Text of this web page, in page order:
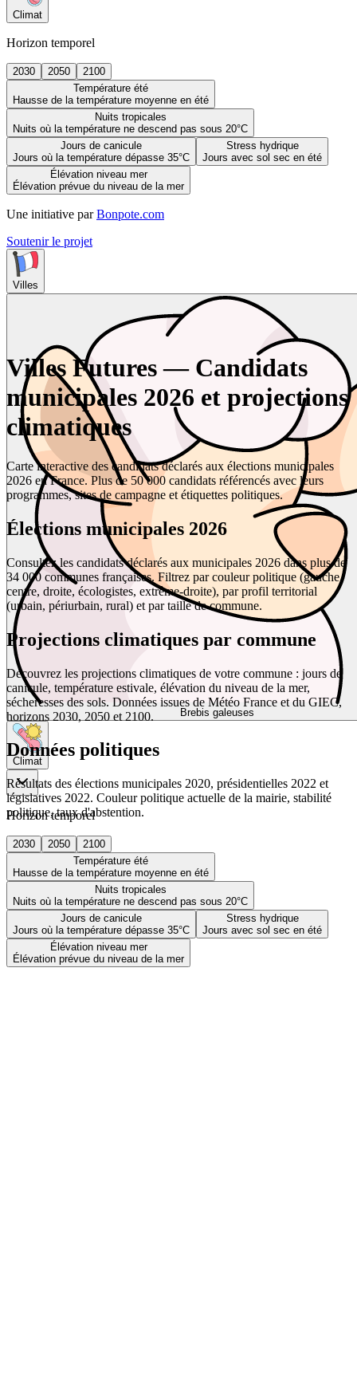
Climat
Horizon temporel
2030 2050
2100
Température été
Hausse de la température moyenne en été
Nuits tropicales
Nuits où la température ne descend pas sous 20°C
Jours de canicule
Jours où la température dépasse 35°C
Stress hydrique
Jours avec sol sec en été
Élévation niveau mer
Élévation prévue du niveau de la mer
Une initiative par Bonpote.com
Soutenir le projet
Villes
Brebis galeuses
Climat
Horizon temporel
2030 2050
2100
Température été
Hausse de la température moyenne en été
Nuits tropicales
Nuits où la température ne descend pas sous 20°C
Jours de canicule
Jours où la température dépasse 35°C
Stress hydrique
Jours avec sol sec en été
Élévation niveau mer
Élévation prévue du niveau de la mer
Villes Futures — Candidats
municipales 2026 et projections
climatiques
Carte interactive des candidats déclarés aux élections municipales
2026 en France. Plus de 50 000 candidats référencés avec leurs
programmes, sites de campagne et étiquettes politiques.
Élections municipales 2026
Consultez les candidats déclarés aux municipales 2026 dans plus de
34 000 communes françaises. Filtrez par couleur politique (gauche,
centre, droite, écologistes, extrême-droite), par profil territorial
(urbain, périurbain, rural) et par taille de commune.
Projections climatiques par commune
Découvrez les projections climatiques de votre commune : jours de
canicule, température estivale, élévation du niveau de la mer,
sécheresses des sols. Données issues de Météo France et du GIEC,
horizons 2030, 2050 et 2100.
Données politiques
Résultats des élections municipales 2020, présidentielles 2022 et
législatives 2022. Couleur politique actuelle de la mairie, stabilité
politique, taux d'abstention.